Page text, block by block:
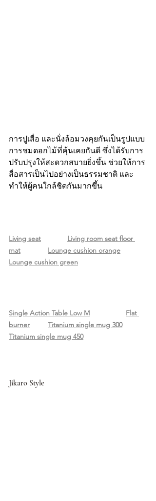
การปูเสื่อ และนั่งล้อมวงคุยกันเป็นรูปแบบ
การชมดอกไม้ที่คุ้นเคยกันดี ซึ่งได้รับการ
ปรับปรุงให้สะดวกสบายยิ่งขึ้น ช่วยให้การ
สื่อสารเป็นไปอย่างเป็นธรรมชาติ และ
ทำให้ผู้คนใกล้ชิดกันมากขึ้น
Living seat
Living room seat floor
mat
Lounge cushion orange
Lounge cushion green
Single Action Table Low M
Flat
burner
Titanium single mug 300
Titanium single mug 450
Jikaro Style